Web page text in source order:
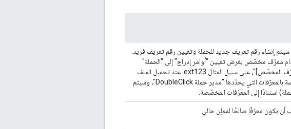
سيتم إنشاء رقم تعريف جديد للحملة وتعيين رقم تعريف فريد.
معرّف مخصّص بغرض تعيين "أوامر إدراج" إلى "الحملة"
الجديدة. تنسيق المعرّف المخصّص هو "ext[المعرّف المخصّص]"، على سبيل المثال ext123. عند تحميل الملف
ومعالجته، سيتم استبدال جميع المعرّفات المخصّصة بالمعرّفات التي يحدّدها "مدير حملة DoubleClick"، وسيتم
استنادًا إلى المعرّفات المخصّصة.
يكون معرّفًا صالحًا لمعلِن حالي